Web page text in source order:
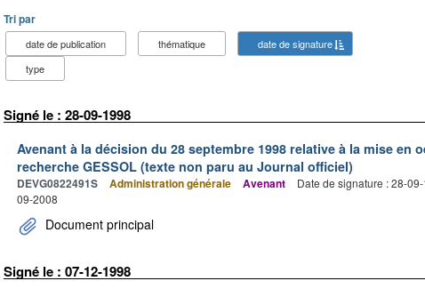
Tri par
date de publication thématique
date de signature
type
Signé le : 28-09-1998
Avenant à la décision du 28 septembre 1998 relative à la mise en
recherche GESSOL (texte non paru au Journal officiel)
DEVG0822491S Administration générale Avenant Date de signature : 28-
09-2008
Document principal
Signé le : 07-12-1998